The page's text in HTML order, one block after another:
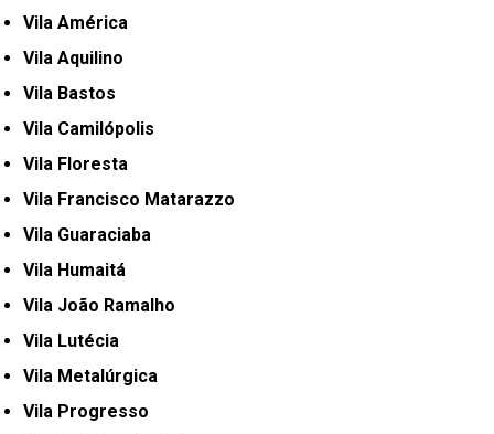
Vila América
Vila Aquilino
Vila Bastos
Vila Camilópolis
Vila Floresta
Vila Francisco Matarazzo
Vila Guaraciaba
Vila Humaitá
Vila João Ramalho
Vila Lutécia
Vila Metalúrgica
Vila Progresso